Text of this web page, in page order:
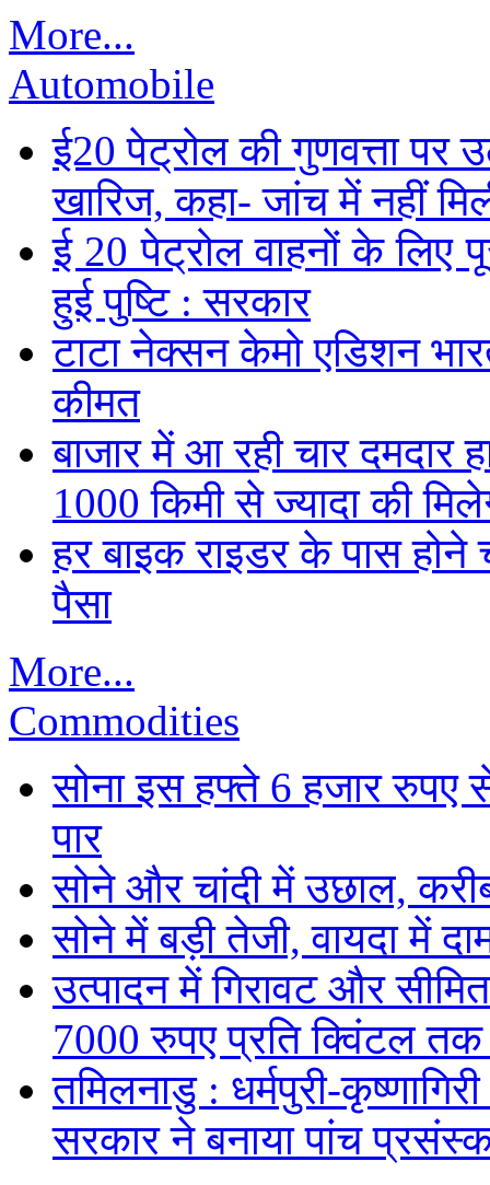
More...
Automobile
ई20 पेट्रोल की गुणवत्ता पर
खारिज, कहा- जांच में नहीं
ई 20 पेट्रोल वाहनों के लिए
हुई पुष्टि : सरकार
टाटा नेक्सन केमो एडिशन
कीमत
बाजार में आ रही चार दमदार
1000 किमी से ज्यादा की
हर बाइक राइडर के पास होने
पैसा
More...
Commodities
सोना इस हफ्ते 6 हजार
पार
सोने और चांदी में उछाल,
सोने में बड़ी तेजी, वायदा में
उत्पादन में गिरावट और
7000 रुपए प्रति क्विंटल
तमिलनाडु : धर्मपुरी-
सरकार ने बनाया पांच